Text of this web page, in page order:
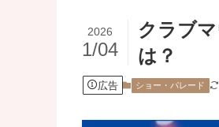
クラブ
は？
2026
1/04
広告 ショー・パレード